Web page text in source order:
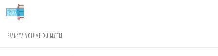
Skip to content
FRANSYA VOLUME DU MAITRE